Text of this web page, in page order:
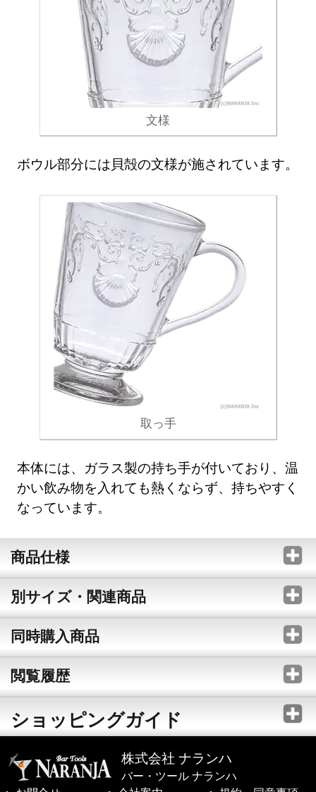
文様
ボウル部分には貝殻の文様が施されています。
取っ手
本体には、ガラス製の持ち手が付いており、温
かい飲み物を入れても熱くならず、持ちやすく
なっています。
商品仕様
別サイズ・関連商品
同時購入商品
閲覧履歴
ショッピングガイド
株式会社 ナランハ
バー・ツール ナランハ